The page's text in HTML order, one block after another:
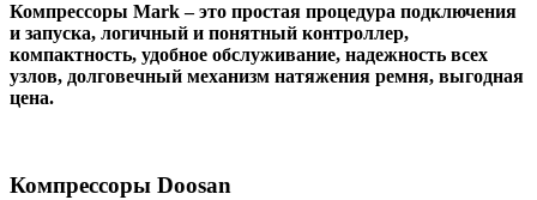
Компрессоры Mark – это простая процедура подключения
и запуска, логичный и понятный контроллер,
компактность, удобное обслуживание, надежность всех
узлов, долговечный механизм натяжения ремня, выгодная
цена.
Компрессоры Doosan